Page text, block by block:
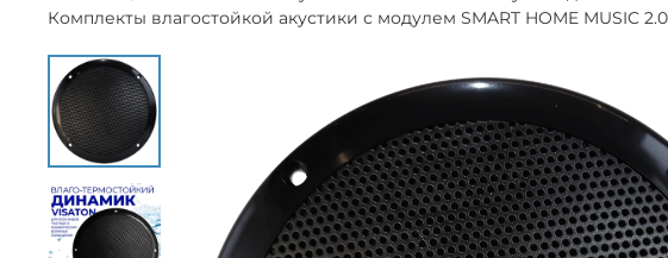
Комплекты влагостойкой акустики с модулем SMART HOME MUSIC